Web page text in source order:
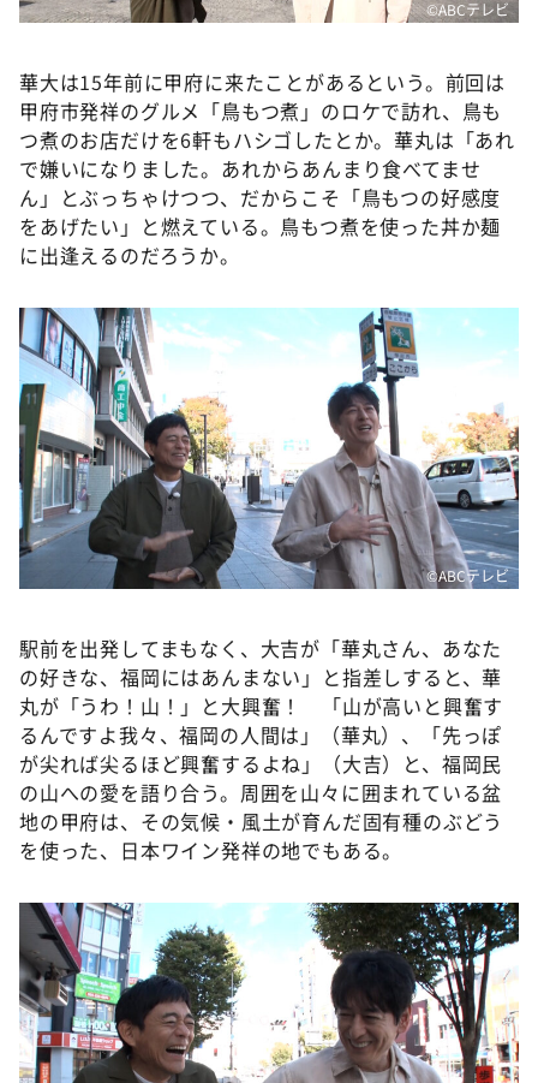
©️ABCテレビ
華大は15年前に甲府に来たことがあるという。前回は
甲府市発祥のグルメ「鳥もつ煮」のロケで訪れ、鳥も
つ煮のお店だけを6軒もハシゴしたとか。華丸は「あれ
で嫌いになりました。あれからあんまり食べてませ
ん」とぶっちゃけつつ、だからこそ「鳥もつの好感度
をあげたい」と燃えている。鳥もつ煮を使った丼か麺
に出逢えるのだろうか。
©️ABCテレビ
駅前を出発してまもなく、大吉が「華丸さん、あなた
の好きな、福岡にはあんまない」と指差しすると、華
丸が「うわ！山！」と大興奮！ 「山が高いと興奮す
るんですよ我々、福岡の人間は」（華丸）、「先っぽ
が尖れば尖るほど興奮するよね」（大吉）と、福岡民
の山への愛を語り合う。周囲を山々に囲まれている盆
地の甲府は、その気候・風土が育んだ固有種のぶどう
を使った、日本ワイン発祥の地でもある。